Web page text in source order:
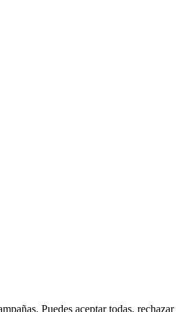
Puedes aceptar todas, rechazar